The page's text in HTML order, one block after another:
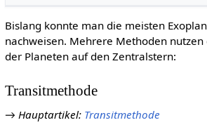
Bislang konnte man die meisten
nachweisen. Mehrere Methoden nutzen
der Planeten auf den Zentralstern:
Transitmethode
→ Hauptartikel: Transitmethode